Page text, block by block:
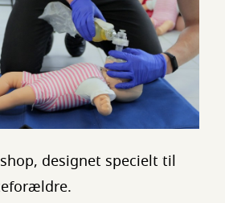
designet specielt til